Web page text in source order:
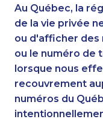
1-604-684-0558
1-902-482-1870
1-902-482-9169
1-604-282-3650
1-647-494-3377
1-902-400-3265
1-587-319-2154
1-778-401-7312
Au Québec, la
de la vie privée
ou d'afficher des
ou le numéro de
lorsque nous
recouvrement
numéros du